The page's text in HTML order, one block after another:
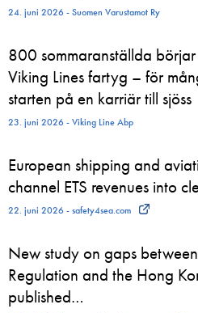
24. juni 2026 - Suomen Varustamot Ry
800 sommaranställda
Viking Lines fartyg – för
starten på en karriär till sjöss
23. juni 2026 - Viking Line Abp
European shipping and
channel ETS revenues into
22. juni 2026 - safety4sea.com
New study on gaps
Regulation and the Hong
published…